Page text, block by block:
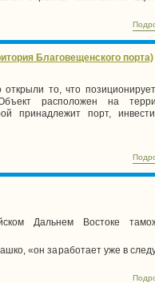
Благовещенского порта)
то, что
расположен на
принадлежит порт,
Дальнем Востоке
«он заработает уже в